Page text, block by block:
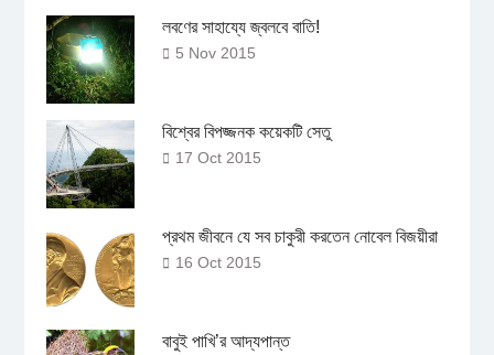
লবণের সাহায্যে জ্বলবে বাতি!
5 Nov 2015
বিশ্বের বিপজ্জনক কয়েকটি সেতু
17 Oct 2015
প্রথম জীবনে যে সব চাকুরী করতেন নোবেল বিজয়ীরা
16 Oct 2015
বাবুই পাখি’র আদ্যপান্ত